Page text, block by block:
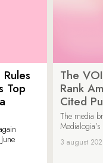
Top
The
Rank
Cited
The media
3 august